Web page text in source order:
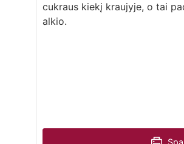
cukraus kiekį kraujyje, o tai
alkio.